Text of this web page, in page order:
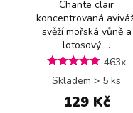
Chante clair
koncentrovaná
svěží mořská vůně a
lotosový ...
463x
Skladem > 5 ks
129 Kč